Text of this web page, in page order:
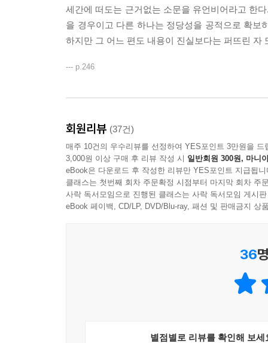
세간에 떠도는 근거없는 소문을 유언비어라고 한
을 경우이고 다른 하나는 정당성을 공적으로 확
하지만 그 어느 편도 내용이 진실보다는 퍼뜨린
--- p.246
회원리뷰 (37건)
매주 10건의 우수리뷰를 선정하여 YES포인트 3만원을 드
3,000원 이상 구매 후 리뷰 작성 시 일반회원 300원, 마니
eBook은 다운로드 후 작성한 리뷰만 YES포인트 지급됩니
클래스는 첫번째 회차 주문확정 시점부터 마지막 회차 주
사락 독서모임으로 진행된 클래스는 사락 독서모임 게시
eBook 페이백, CD/LP, DVD/Blu-ray, 패션 및 판매금지 상
36
별점별로 리뷰를 확인해 보세